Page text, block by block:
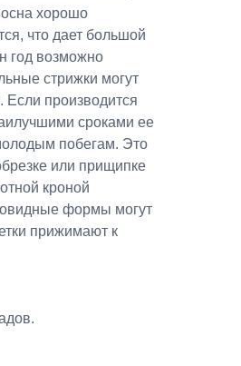
хорошо
что дает большой
год возможно
стрижки могут
Если производится
сроками ее
побегам. Это
или прищипке
кроной
формы могут
прижимают к